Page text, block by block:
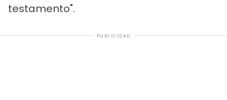
testamento".
PUBLICIDAD